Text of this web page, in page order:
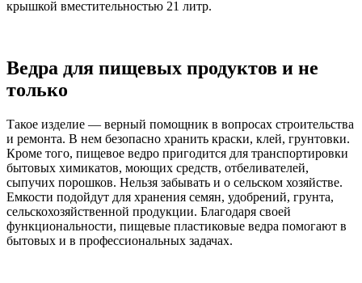
крышкой вместительностью 21 литр.
Ведра для пищевых продуктов и не
только
Такое изделие — верный помощник в вопросах строительства
и ремонта. В нем безопасно хранить краски, клей, грунтовки.
Кроме того, пищевое ведро пригодится для транспортировки
бытовых химикатов, моющих средств, отбеливателей,
сыпучих порошков. Нельзя забывать и о сельском хозяйстве.
Емкости подойдут для хранения семян, удобрений, грунта,
сельскохозяйственной продукции. Благодаря своей
функциональности, пищевые пластиковые ведра помогают в
бытовых и в профессиональных задачах.